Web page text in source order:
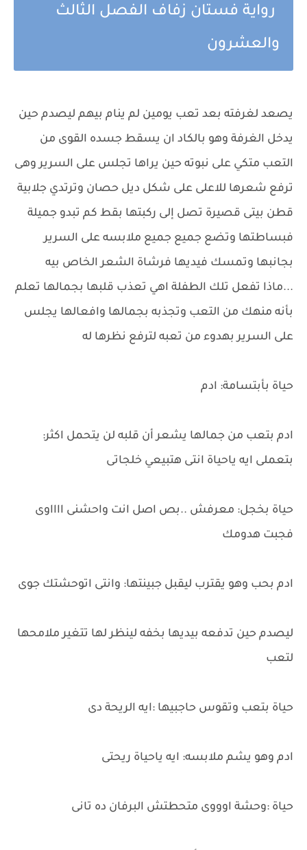
رواية فستان زفاف الفصل الثالث
والعشرون
يصعد لغرفته بعد تعب يومين لم ينام بيهم ليصدم حين
يدخل الغرفة وهو بالكاد ان يسقط جسده القوى من
التعب متكي على نبوته حين يراها تجلس على السرير وهى
ترفع شعرها للاعلى على شكل ديل حصان وترتدي جلابية
قطن بيتى قصيرة تصل إلى ركبتها بقط كم تبدو جميلة
فبساطتها وتضع جميع جميع ملابسه على السرير
بجانبها وتمسك فيديها فرشاة الشعر الخاص بيه
...ماذا تفعل تلك الطفلة اهي تعذب قلبها بجمالها تعلم
بأنه منهك من التعب وتجذبه بجمالها وافعالها يجلس
على السرير بهدوء من تعبه لترفع نظرها له
حياة بأبتسامة: ادم
ادم بتعب من جمالها يشعر أن قلبه لن يتحمل اكثر:
بتعملى ايه ياحياة انتى هتبيعي خلجاتى
حياة بخجل: معرفش ..بص اصل انت واحشنى ااااوى
فجبت هدومك
ادم بحب وهو يقترب ليقبل جبينتها: وانتى اتوحشتك جوى
ليصدم حين تدفعه بيديها بخفه لينظر لها تتغير ملامحها
لتعب
حياة بتعب وتقوس حاجبيها :ايه الريحة دى
ادم وهو يشم ملابسه: ايه ياحياة ريحتى
حياة :وحشة اوووى متحطتش البرفان ده تانى